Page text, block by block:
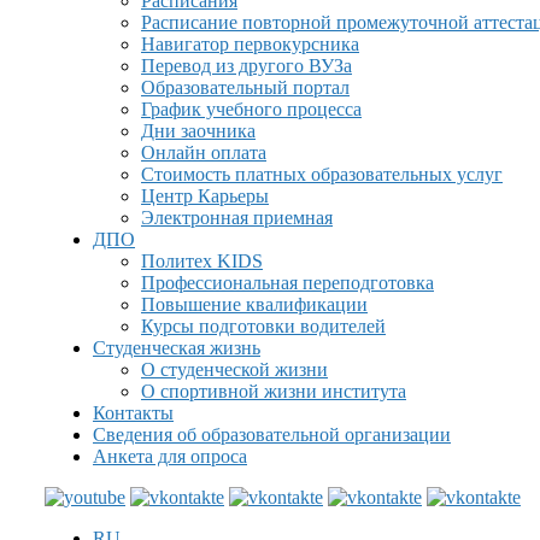
Расписание повторной промежуточной
Навигатор первокурсника
Перевод из другого ВУЗа
Образовательный портал
График учебного процесса
Дни заочника
Онлайн оплата
Стоимость платных образовательных услуг
Центр Карьеры
Электронная приемная
ДПО
Политех KIDS
Профессиональная переподготовка
Повышение квалификации
Курсы подготовки водителей
Студенческая жизнь
О студенческой жизни
О спортивной жизни института
Контакты
Сведения об образовательной организации
Анкета для опроса